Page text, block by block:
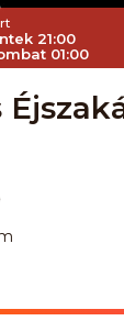
21:00
01:00